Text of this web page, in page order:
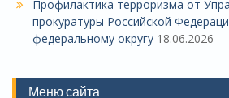
Профилактика терроризма от
прокуратуры Российской
федеральному округу 18.06.2026
Меню сайта